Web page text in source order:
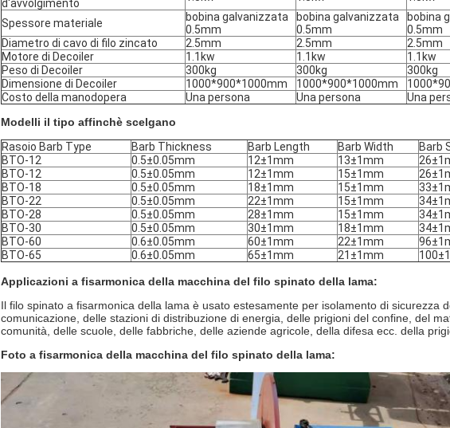
d'avvolgimento
Spessore materiale
bobina galvanizzata
0.5mm
bobina galvanizzata
0.5mm
bobina
0.5mm
Diametro di cavo di filo zincato
2.5mm 2.5mm
2.5mm
Motore di Decoiler
1.1kw 1.1kw
1.1kw
Peso di Decoiler
300kg 300kg
300kg
Dimensione di Decoiler
1000*900*1000mm 1000*900*1000mm
Costo della manodopera
Una persona Una persona
Una
Modelli il tipo affinchè scelgano
Rasoio Barb Type
Barb Thickness Barb Length Barb Width
Barb
BTO-12
0.5±0.05mm 12±1mm 13±1mm
BTO-12
0.5±0.05mm 12±1mm 15±1mm
BTO-18
0.5±0.05mm 18±1mm 15±1mm
BTO-22
0.5±0.05mm 22±1mm 15±1mm
BTO-28
0.5±0.05mm 28±1mm 15±1mm
BTO-30
0.5±0.05mm 30±1mm 18±1mm
BTO-60
0.6±0.05mm 60±1mm 22±1mm
BTO-65
0.6±0.05mm 65±1mm 21±1mm
Applicazioni a fisarmonica della macchina del filo spinato della lama:
Il filo spinato a fisarmonica della lama è usato estesamente per isolamento di sicurezza
comunicazione, delle stazioni di distribuzione di energia, delle prigioni del confine, del
comunità, delle scuole, delle fabbriche, delle aziende agricole, della difesa ecc. della
Foto a fisarmonica della macchina del filo spinato della lama: